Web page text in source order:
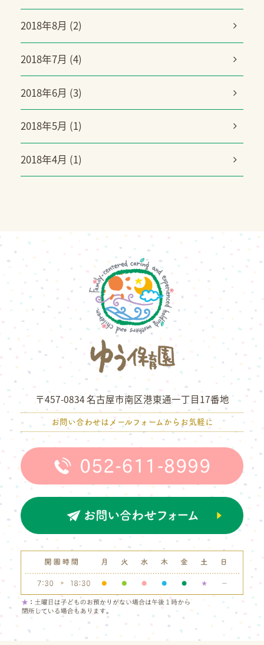
2018年8月 (2)
2018年7月 (4)
2018年6月 (3)
2018年5月 (1)
2018年4月 (1)
〒457-0834 名古屋市南区港東通一丁目17番地
お問い合わせはメールフォームからお気軽に